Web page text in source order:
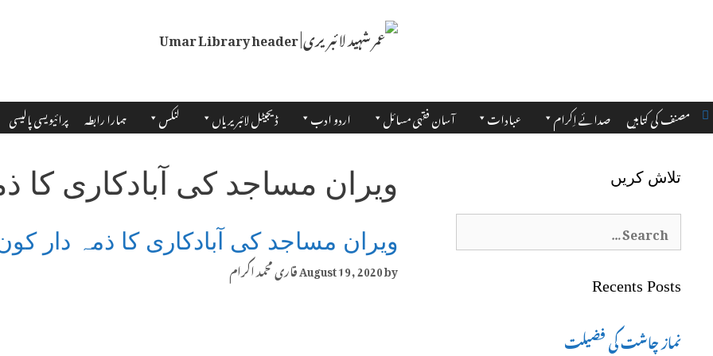
مصنف کی کتابیں صدائے اِکرام عبادات آسان فقہی مسائل اردو ادب ڈیجیٹل لائبریریاں لنکس ہمارا رابطہ پرائیویسی پالیسی
ویران مساجد کی آبادکاری کا
ویران مساجد کی آبادکاری کا ذمہ دار
August 19, 2020by قاری محمد اکرام
تلاش کریں
Search
Recents Posts
نماز چاشت کی فضیلت